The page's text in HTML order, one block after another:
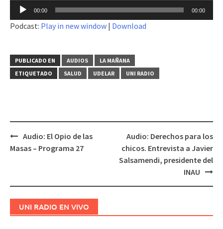
Reproductor
de
audio
00:00 00:00
Podcast: Play in new window | Download
PUBLICADO EN AUDIOS
LA MAÑANA
ETIQUETADO
SALUD UDELAR UNI RADIO
Navegación
Audio: El Opio de las
Masas – Programa 27
Audio: Derechos para los
chicos. Entrevista a Javier
Salsamendi, presidente del
INAU
UNI RADIO EN VIVO